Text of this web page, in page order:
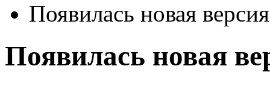
Появилась новая
Появилась новая